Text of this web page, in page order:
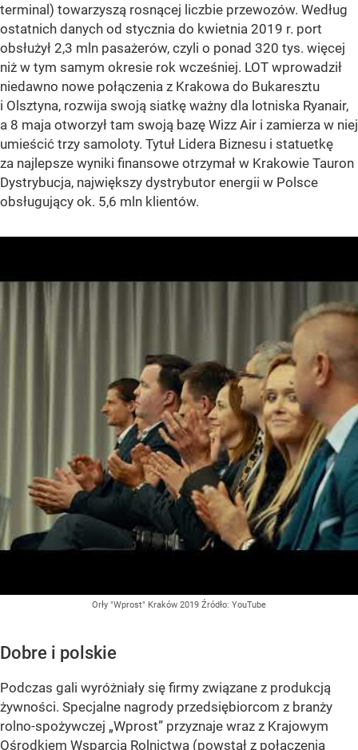
terminal) towarzyszą rosnącej liczbie przewozów. Według
ostatnich danych od stycznia do kwietnia 2019 r. port
obsłużył 2,3 mln pasażerów, czyli o ponad 320 tys. więcej
niż w tym samym okresie rok wcześniej. LOT wprowadził
niedawno nowe połączenia z Krakowa do Bukaresztu
i Olsztyna, rozwija swoją siatkę ważny dla lotniska Ryanair,
a 8 maja otworzył tam swoją bazę Wizz Air i zamierza w niej
umieścić trzy samoloty. Tytuł Lidera Biznesu i statuetkę
za najlepsze wyniki finansowe otrzymał w Krakowie Tauron
Dystrybucja, największy dystrybutor energii w Polsce
obsługujący ok. 5,6 mln klientów.
Orły "Wprost" Kraków 2019 Źródło: YouTube
Dobre i polskie
Podczas gali wyróżniały się firmy związane z produkcją
żywności. Specjalne nagrody przedsiębiorcom z branży
rolno-spożywczej „Wprost” przyznaje wraz z Krajowym
Ośrodkiem Wsparcia Rolnictwa (powstał z połączenia